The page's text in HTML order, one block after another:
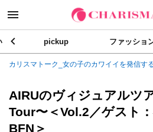
pickup ファッショ
カリスマトーク_女の子のカワイイを発信す
AIRUのヴィジュアルツ
Tour〜＜Vol.2／ゲスト：
BFN＞